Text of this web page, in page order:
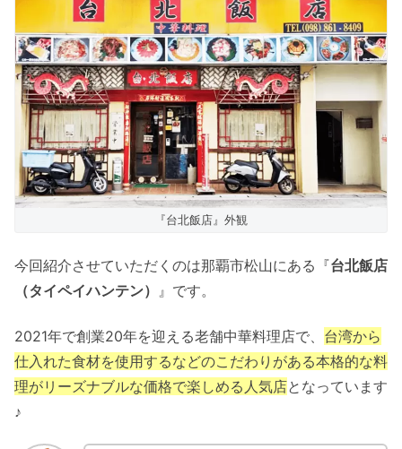
『台北飯店』外観
今回紹介させていただくのは那覇市松山にある『台北飯店
（タイペイハンテン） 』です。
2021年で創業20年を迎える老舗中華料理店で、 台湾から
仕入れた食材を使用するなどのこだわりがある本格的な料
理がリーズナブルな価格で楽しめる人気店となっています
♪